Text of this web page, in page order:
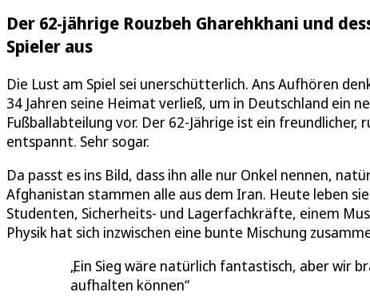
Der 62-jährige Rouzbeh Gharehkhani und
Spieler aus
Die Lust am Spiel sei unerschütterlich. Ans Aufhören
34 Jahren seine Heimat verließ, um in Deutschland ein
Fußballabteilung vor. Der 62-Jährige ist ein
entspannt. Sehr sogar.
Da passt es ins Bild, dass ihn alle nur Onkel nennen,
Afghanistan stammen alle aus dem Iran. Heute leben
Studenten, Sicherheits- und Lagerfachkräfte, einem
Physik hat sich inzwischen eine bunte Mischung
Ein Sieg wäre natürlich fantastisch, aber wir
aufhalten können